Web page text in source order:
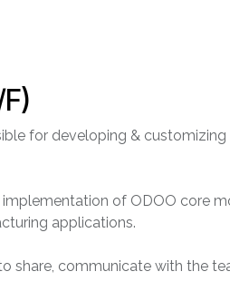
for developing &
of ODOO core
applications.
share, communicate with the